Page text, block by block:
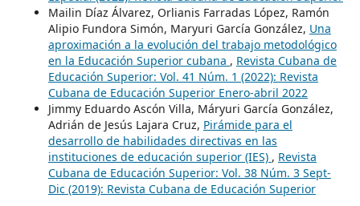
Mailin Díaz Álvarez, Orlianis Farradas López, Ramón
Alipio Fundora Simón, Maryuri García González, Una
aproximación a la evolución del trabajo metodológico
en la Educación Superior cubana , Revista Cubana de
Educación Superior: Vol. 41 Núm. 1 (2022): Revista
Cubana de Educación Superior Enero-abril 2022
Jimmy Eduardo Ascón Villa, Máryuri García González,
Adrián de Jesús Lajara Cruz, Pirámide para el
desarrollo de habilidades directivas en las
instituciones de educación superior (IES) , Revista
Cubana de Educación Superior: Vol. 38 Núm. 3 Sept-
Dic (2019): Revista Cubana de Educación Superior